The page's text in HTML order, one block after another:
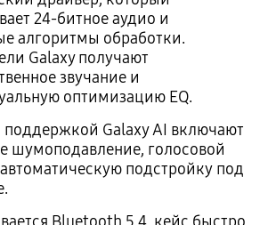
24-битное аудио и
алгоритмы обработки.
Galaxy получают
звучание и
оптимизацию EQ.
Galaxy AI включают
шумоподавление, голосовой
подстройку под